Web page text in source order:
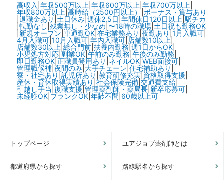
高収入 年収500万以上 年収600万以上 年収700万以上
年収800万以上 高時給（2500円以上）| ボーナス・賞与あり
退職金あり 土日休み| 週休2.5日 年間休日120日以上 駅チカ
|転勤なし 残業無し・少なめ 〜18時の職場| 土日祝も勤務OK
|新規オープン 車通勤OK|在宅業務あり 夜勤あり 1月入職可|
4月入職可| 10月入職可| 年内入職可| 店舗数10以上|
店舗数30以上 総合門前| 扶養内勤務 週1日からOK|
小児処方対応| 副業OK| 午前のみ勤務| 午後のみ勤務|
即日勤務OK| 正職員登用あり ネイルOK| WEB面接可|
管理職候補| 夜間のみ| 大手チェーン 住宅補助あり
寮・社宅あり 託児所あり 教育研修充実| 資格取得支援
産休・育休取得実績あり 社会保険完備| 交通費支給|
引越し手当 復職支援 |管理薬剤師・薬局長| 新卒応募可|
未経験OK| ブランクOK| 年齢不問 60歳以上可
トップページ ユアジョブ薬剤師とは
都道府県から探す 路線駅名から探す